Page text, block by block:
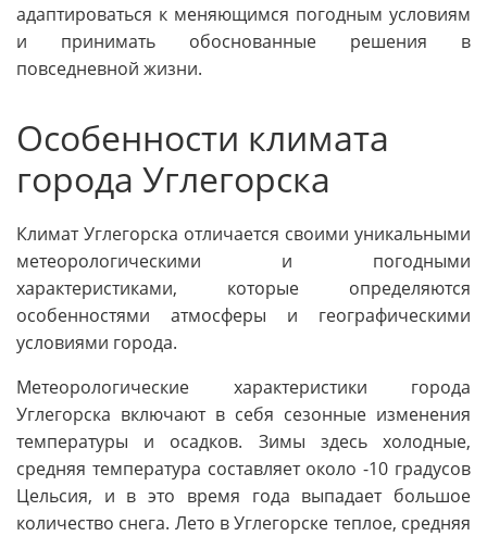
адаптироваться к меняющимся погодным условиям
и принимать обоснованные решения в
повседневной жизни.
Особенности климата
города Углегорска
Климат Углегорска отличается своими уникальными
метеорологическими и погодными
характеристиками, которые определяются
особенностями атмосферы и географическими
условиями города.
Метеорологические характеристики города
Углегорска включают в себя сезонные изменения
температуры и осадков. Зимы здесь холодные,
средняя температура составляет около -10 градусов
Цельсия, и в это время года выпадает большое
количество снега. Лето в Углегорске теплое, средняя